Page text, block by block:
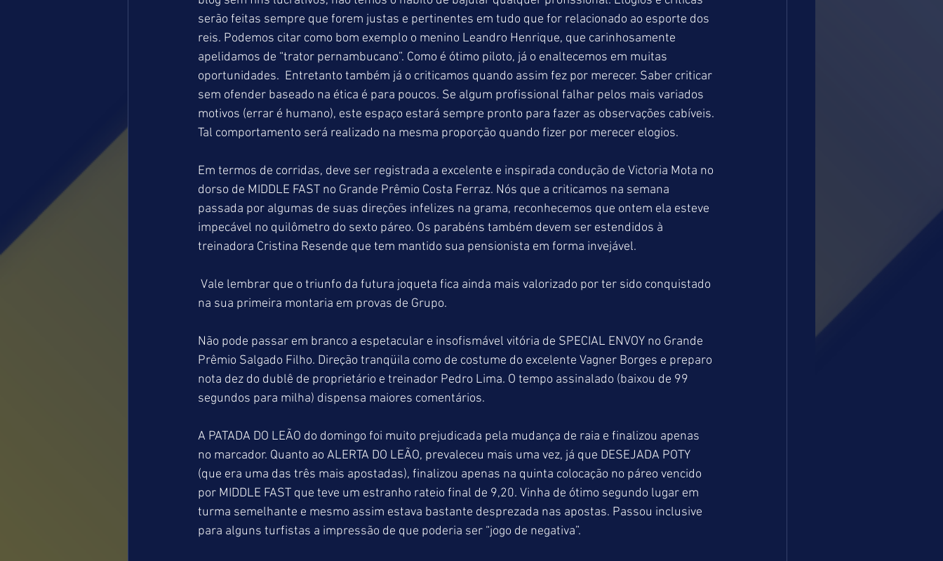
serão feitas sempre que forem justas e pertinentes em tudo que for relacionado ao esporte dos
reis. Podemos citar como bom exemplo o menino Leandro Henrique, que carinhosamente
apelidamos de “trator pernambucano”. Como é ótimo piloto, já o enaltecemos em muitas
oportunidades.  Entretanto também já o criticamos quando assim fez por merecer. Saber criticar
sem ofender baseado na ética é para poucos. Se algum profissional falhar pelos mais variados
motivos (errar é humano), este espaço estará sempre pronto para fazer as observações cabíveis.
Tal comportamento será realizado na mesma proporção quando fizer por merecer elogios.
Em termos de corridas, deve ser registrada a excelente e inspirada condução de Victoria Mota no
dorso de MIDDLE FAST no Grande Prêmio Costa Ferraz. Nós que a criticamos na semana
passada por algumas de suas direções infelizes na grama, reconhecemos que ontem ela esteve
impecável no quilômetro do sexto páreo. Os parabéns também devem ser estendidos à
treinadora Cristina Resende que tem mantido sua pensionista em forma invejável.
na sua primeira montaria em provas de Grupo.
Não pode passar em branco a espetacular e insofismável vitória de SPECIAL ENVOY no Grande
Prêmio Salgado Filho. Direção tranqüila como de costume do excelente Vagner Borges e preparo
nota dez do dublê de proprietário e treinador Pedro Lima. O tempo assinalado (baixou de 99
segundos para milha) dispensa maiores comentários.
A PATADA DO LEÃO do domingo foi muito prejudicada pela mudança de raia e finalizou apenas
no marcador. Quanto ao ALERTA DO LEÃO, prevaleceu mais uma vez, já que DESEJADA POTY
(que era uma das três mais apostadas), finalizou apenas na quinta colocação no páreo vencido
por MIDDLE FAST que teve um estranho rateio final de 9,20. Vinha de ótimo segundo lugar em
turma semelhante e mesmo assim estava bastante desprezada nas apostas. Passou inclusive
para alguns turfistas a impressão de que poderia ser “jogo de negativa”.